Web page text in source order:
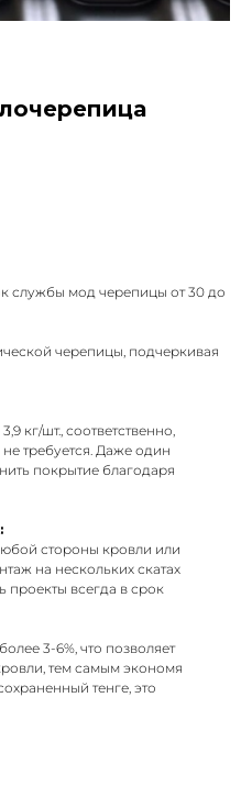
службы мод черепицы от 30 до
черепицы, подчеркивая
кг/шт., соответственно,
требуется. Даже один
покрытие благодаря
стороны кровли или
на нескольких скатах
проекты всегда в срок
3-6%, что позволяет
тем самым экономя
тенге, это